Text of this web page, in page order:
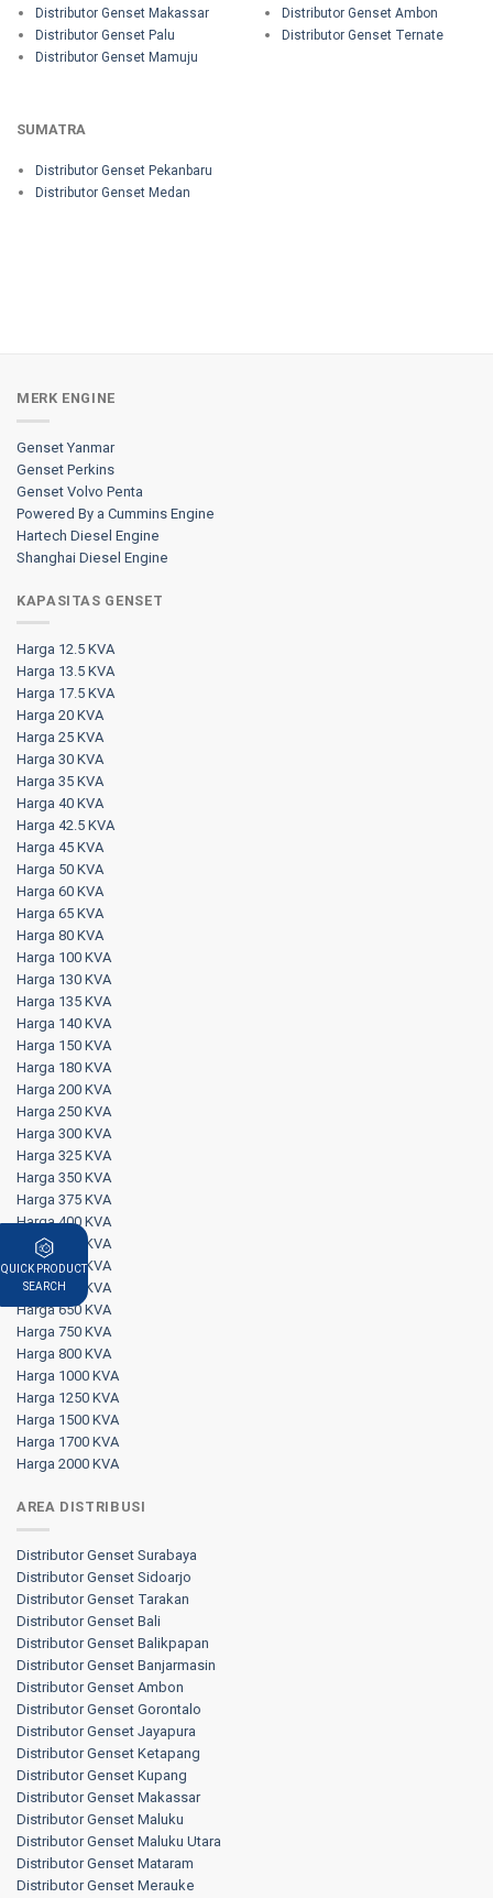
Distributor Genset Makassar
Distributor Genset Palu
Distributor Genset Mamuju
Distributor Genset Ambon
Distributor Genset Ternate
SUMATRA
Distributor Genset Pekanbaru
Distributor Genset Medan
MERK ENGINE
Genset Yanmar
Genset Perkins
Genset Volvo Penta
Powered By a Cummins Engine
Hartech Diesel Engine
Shanghai Diesel Engine
KAPASITAS GENSET
Harga 12.5 KVA
Harga 13.5 KVA
Harga 17.5 KVA
Harga 20 KVA
Harga 25 KVA
Harga 30 KVA
Harga 35 KVA
Harga 40 KVA
Harga 42.5 KVA
Harga 45 KVA
Harga 50 KVA
Harga 60 KVA
Harga 65 KVA
Harga 80 KVA
Harga 100 KVA
Harga 130 KVA
Harga 135 KVA
Harga 140 KVA
Harga 150 KVA
Harga 180 KVA
Harga 200 KVA
Harga 250 KVA
Harga 300 KVA
Harga 325 KVA
Harga 350 KVA
Harga 375 KVA
Harga 400 KVA
Harga 500 KVA
Harga 570 KVA
Harga 625 KVA
Harga 650 KVA
Harga 750 KVA
Harga 800 KVA
Harga 1000 KVA
Harga 1250 KVA
Harga 1500 KVA
Harga 1700 KVA
Harga 2000 KVA
AREA DISTRIBUSI
Distributor Genset Surabaya
Distributor Genset Sidoarjo
Distributor Genset Tarakan
Distributor Genset Bali
Distributor Genset Balikpapan
Distributor Genset Banjarmasin
Distributor Genset Ambon
Distributor Genset Gorontalo
Distributor Genset Jayapura
Distributor Genset Ketapang
Distributor Genset Kupang
Distributor Genset Makassar
Distributor Genset Maluku
Distributor Genset Maluku Utara
Distributor Genset Mataram
Distributor Genset Merauke
QUICK PRODUCT
SEARCH